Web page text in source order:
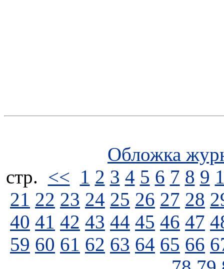
Обложка
стp. << 1 2 3 4 5 6 7 8 9
21 22 23 24 25 26 27 28
40 41 42 43 44 45 46 47
59 60 61 62 63 64 65 66